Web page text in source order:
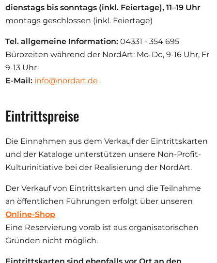
dienstags bis sonntags (inkl. Feiertage), 11–19 Uhr
montags geschlossen (inkl. Feiertage)
Tel. allgemeine Information: 04331 - 354 695
Bürozeiten während der NordArt: Mo-Do, 9-16 Uhr, Fr
9-13 Uhr
E-Mail: info@nordart.de
Eintrittspreise
Die Einnahmen aus dem Verkauf der Eintrittskarten
und der Kataloge unterstützen unsere Non-Profit-
Kulturinitiative bei der Realisierung der NordArt.
Der Verkauf von Eintrittskarten und die Teilnahme
an öffentlichen Führungen erfolgt über unseren
Online-Shop
Eine Reservierung vorab ist aus organisatorischen
Gründen nicht möglich.